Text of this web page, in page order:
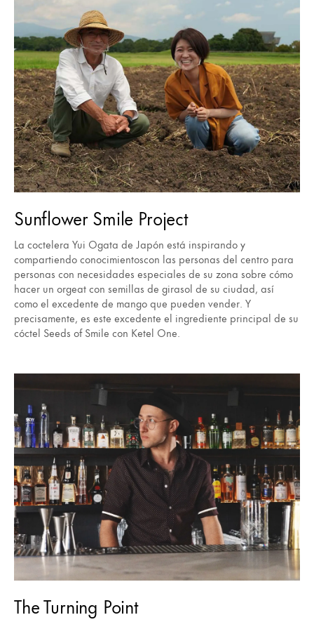
Sunflower Smile Project
La coctelera Yui Ogata de Japón está inspirando y
compartiendo conocimientoscon las personas del centro para
personas con necesidades especiales de su zona sobre cómo
hacer un orgeat con semillas de girasol de su ciudad, así
como el excedente de mango que pueden vender. Y
precisamente, es este excedente el ingrediente principal de su
cóctel Seeds of Smile con Ketel One.
The Turning Point